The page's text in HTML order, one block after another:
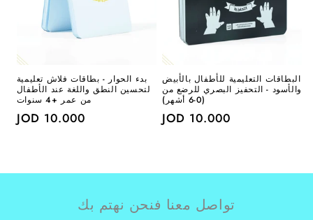
البطاقات التعليمية للأطفال بالأبيض
والأسود - التحفيز البصري للرضع من
(0-6 أشهر)
سعر
10.000 JOD
بدء الحوار - بطاقات فلاش تعليمية
لتحسين النطق واللغة عند الأطفال
من عمر +4 سنوات
سعر
10.000 JOD
تواصل معنا فنحن نهتم بك